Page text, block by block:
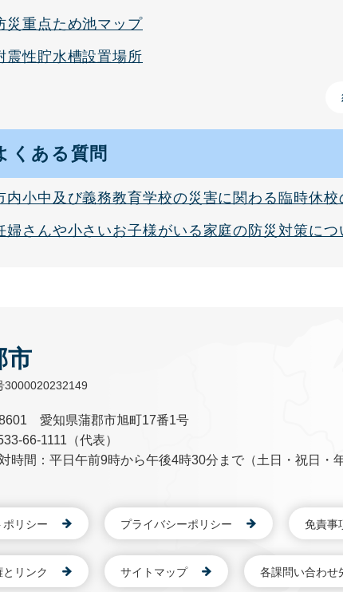
災重点ため池マップ
震性貯水槽設置場所
くある質問
内小中及び義務教育学校の災害に関わる臨時休校
婦さんや小さいお子様がいる家庭の防災対策につ
市
3000020232149
愛知県蒲郡市旭町17番1号
66-1111（代表）
時間：平日午前9時から午後4時30分まで（土日・祝日・
ポリシー プライバシーポリシー 免責事
リンク サイトマップ 各課問い合わせ